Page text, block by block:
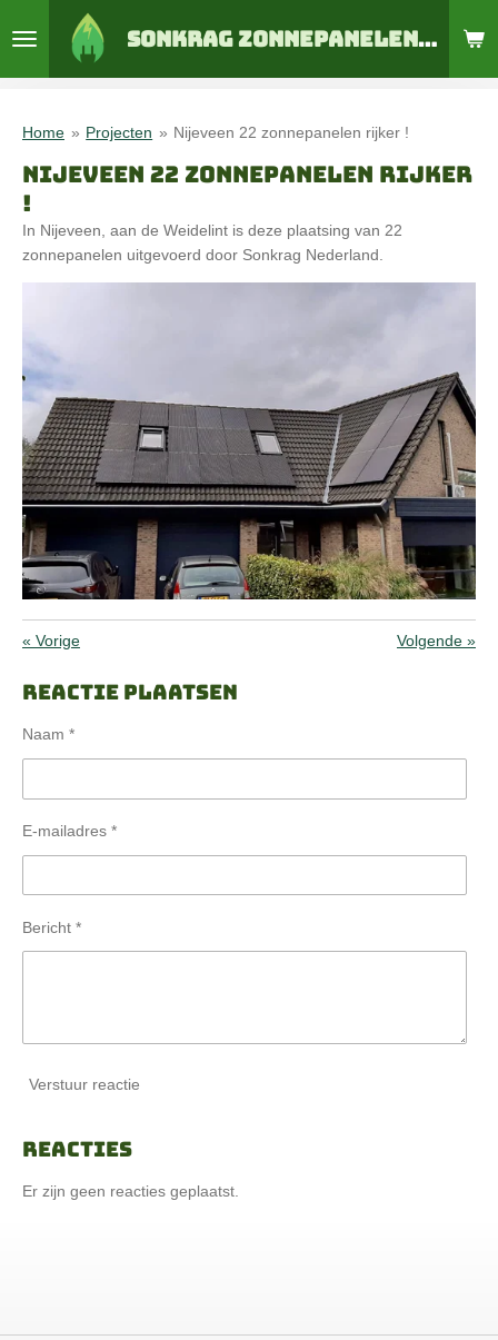
direct
Sonkrag zonnepanelen en thuisaccu's
Home » Projecten » Nijeveen 22 zonnepanelen rijker !
NIJEVEEN 22 ZONNEPANELEN RIJKER
!
In Nijeveen, aan de Weidelint is deze plaatsing van 22
zonnepanelen uitgevoerd door Sonkrag Nederland.
« Vorige Volgende »
Reactie plaatsen
Naam *
E-mailadres *
Bericht *
Verstuur reactie
Reacties
Er zijn geen reacties geplaatst.